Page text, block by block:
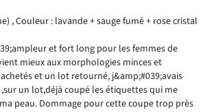
,Couleur : lavande + sauge fumé + rose cristal
et fort long pour les femmes de
mieux aux morphologies minces et
et un lot retourné, j&amp;#039;avais
un lot,déjà coupé les étiquettes qui me
peau. Dommage pour cette coupe trop près